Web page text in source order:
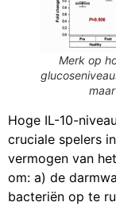
Merk op
Hoge IL-10-
cruciale spelers
vermogen van
om: a) de
bacteriën op te